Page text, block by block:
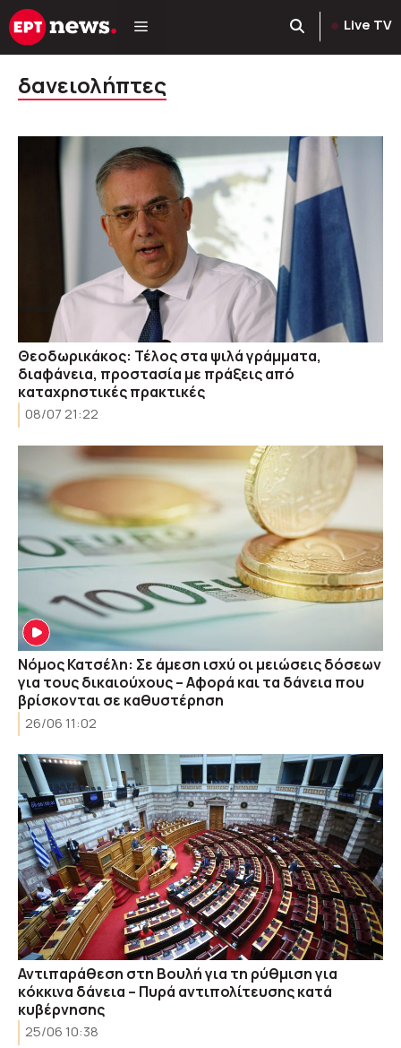
Μετάβαση
σε
Live TV
δανειολήπτες
Θεοδωρικάκος: Τέλος στα ψιλά γράμματα,
διαφάνεια, προστασία με πράξεις από
καταχρηστικές πρακτικές
08/07 21:22
Nόμος Κατσέλη: Σε άμεση ισχύ οι μειώσεις δόσεων
για τους δικαιούχους – Αφορά και τα δάνεια που
βρίσκονται σε καθυστέρηση
26/06 11:02
Αντιπαράθεση στη Βουλή για τη ρύθμιση για
κόκκινα δάνεια – Πυρά αντιπολίτευσης κατά
κυβέρνησης
25/06 10:38